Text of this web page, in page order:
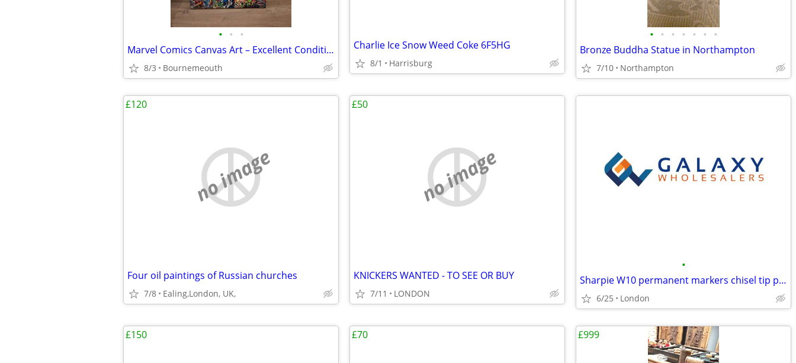
• • •
Marvel Comics Canvas Art – Excellent Condition
8/3 Bournemeouth
Charlie Ice Snow Weed Coke 6F5HG
8/1 Harrisburg
• • • • • • •
Bronze Buddha Statue in Northampton
7/10 Northampton
no image
Four oil paintings of Russian churches
7/8 Ealing,London, UK,
£120
no image
KNICKERS WANTED - TO SEE OR BUY
7/11 LONDON
£50
•
Sharpie W10 permanent markers chisel tip pack of 5 in black ink – sing
6/25 London
£150 £70 £999